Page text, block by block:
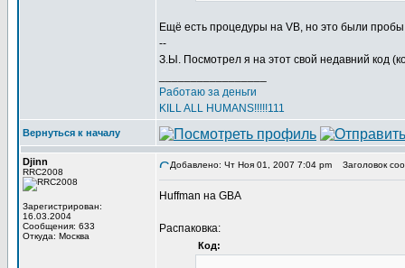
Ещё есть процедуры на VB, но это были
--
З.Ы. Посмотрел я на этот свой недавний код
Работаю за деньги
KILL ALL HUMANS!!!!!111
Вернуться к началу
Djinn
RRC2008
Зарегистрирован:
16.03.2004
Сообщения: 633
Откуда: Москва
Добавлено: Чт Ноя 01, 2007 7:04 pm Заголовок
Huffman на GBA
Распаковка:
Код: